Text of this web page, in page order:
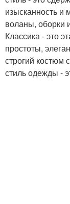
изысканность
воланы, оборки
Классика - это
простоты,
строгий костюм
стиль одежды -